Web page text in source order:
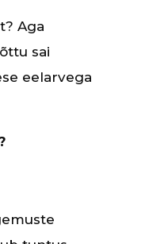
Aga
sai
eelarvega